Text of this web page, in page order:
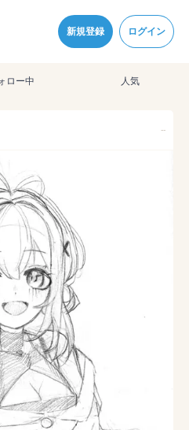
新規登録 ログイン
プライパシーポリシーを改定しました。
ここをクリックします
リでさらに快適に！
ロー中 人気
--